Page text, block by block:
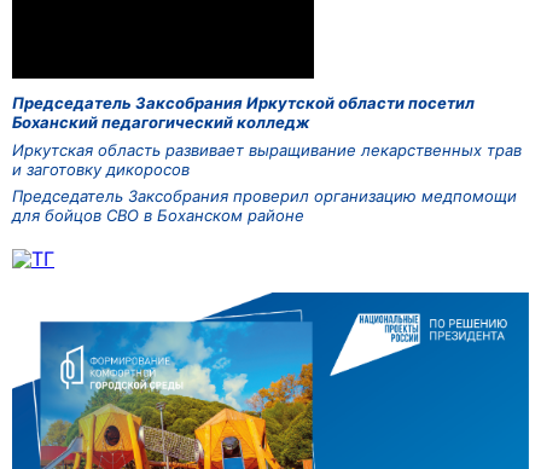
Председатель Заксобрания Иркутской области посетил
Боханский педагогический колледж
Иркутская область развивает выращивание лекарственных трав
и заготовку дикоросов
Председатель Заксобрания проверил организацию медпомощи
для бойцов СВО в Боханском районе